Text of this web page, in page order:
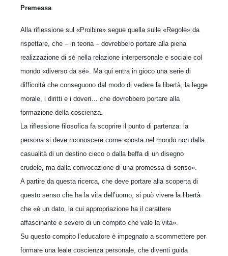
Premessa
Alla riflessione sul «Proibire» segue quella sulle «Regole» da
rispettare, che – in teoria – dovrebbero portare alla piena
realizzazione di sé nella relazione interpersonale e sociale col
mondo «diverso da sé». Ma qui entra in gioco una serie di
difficoltà che conseguono dal modo di vedere la libertà, la legge
morale, i diritti e i doveri… che dovrebbero portare alla
formazione della coscienza.
La riflessione filosofica fa scoprire il punto di partenza: la
persona si deve riconoscere come «posta nel mondo non dalla
casualità di un destino cieco o dalla beffa di un disegno
crudele, ma dalla convocazione di una promessa di senso».
A partire da questa ricerca, che deve portare alla scoperta di
questo senso che ha la vita dell’uomo, si può vivere la libertà
che «è un dato, la cui appropriazione ha il carattere
affascinante e severo di un compito che vale la vita».
Su questo compito l’educatore è impegnato a scommettere per
formare una leale coscienza personale, che diventi guida